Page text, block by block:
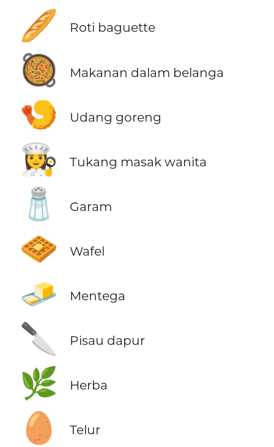
🥖 Roti baguette
🥘 Makanan dalam belanga
🍤 Udang goreng
👩‍🍳 Tukang masak wanita
🧂 Garam
🧇 Wafel
🧈 Mentega
🔪 Pisau dapur
🌿 Herba
🥚 Telur